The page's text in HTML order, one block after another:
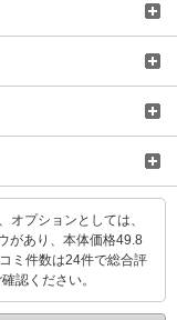
オプションとしては、
があり、本体価格49.8
ミ件数は24件で総合評
認ください。